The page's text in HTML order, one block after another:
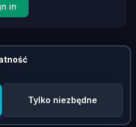
in
Bądź pierwszy!
Tylko niezbędne